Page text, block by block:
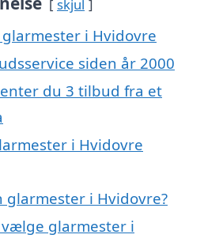
skjul
i Hvidovre
siden år 2000
du 3 tilbud fra et
i Hvidovre
glarmester i Hvidovre?
glarmester i